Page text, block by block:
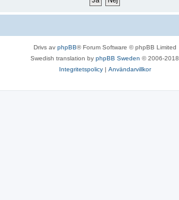
Drivs av phpBB® Forum Software © phpBB Limited
Swedish translation by phpBB Sweden © 2006-2018
Integritetspolicy| Användarvillkor